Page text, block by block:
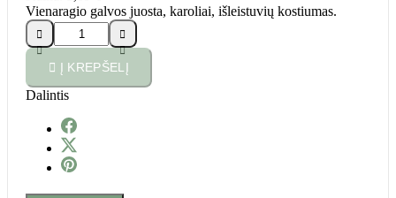
Vienaragio galvos juosta, karoliai, išleistuvių kostiumas.




 Į KREPŠELĮ
Dalintis